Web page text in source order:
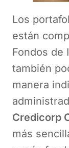
Los
están
Fondos de
también
manera
Credicorp
más